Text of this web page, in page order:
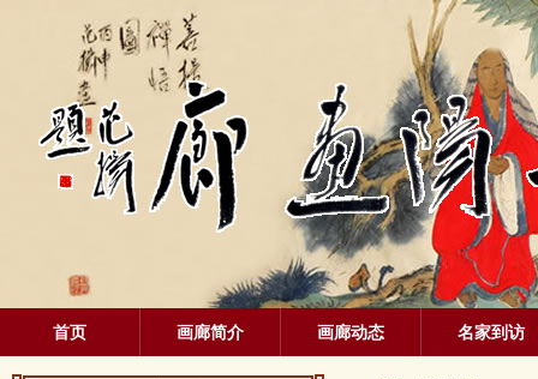
首页 画廊简介 画廊动态 名家到访